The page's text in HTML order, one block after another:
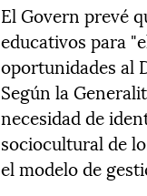
El Govern prevé
educativos para
oportunidades al
Según la
necesidad de
sociocultural de
el modelo de